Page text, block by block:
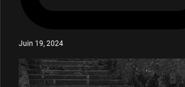
Juin 19, 2024